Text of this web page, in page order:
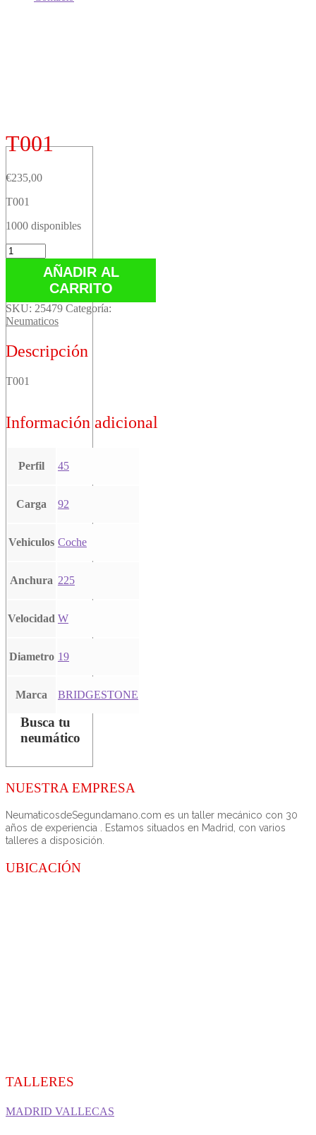
T001
€235,00
T001
1000 disponibles
T001
cantidad
AÑADIR AL
CARRITO
SKU: 25479 Categoría:
Neumaticos
Descripción
T001
Información adicional
Perfil 45
Carga 92
Vehiculos Coche
Anchura 225
Velocidad W
Diametro 19
Marca BRIDGESTONE
Busca tu
neumático
NUESTRA EMPRESA
NeumaticosdeSegundamano.com es un taller mecánico con 30
años de experiencia . Estamos situados en Madrid, con varios
talleres a disposición.
UBICACIÓN
TALLERES
MADRID VALLECAS